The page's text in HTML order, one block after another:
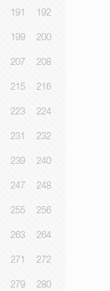
191 192
199 200
207 208
215 216
223 224
231 232
239 240
247 248
255 256
263 264
271 272
279 280